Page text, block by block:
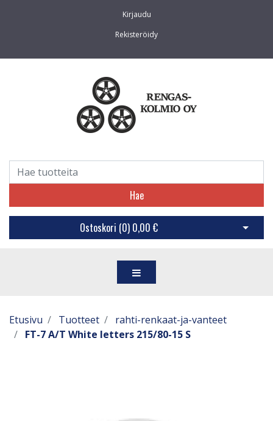
Kirjaudu
Rekisteröidy
Hae
Ostoskori (0) 0,00 € Avaa
Etusivu Tuotteet
rahti-renkaat-ja-vanteet
FT-7 A/T White letters 215/80-15 S